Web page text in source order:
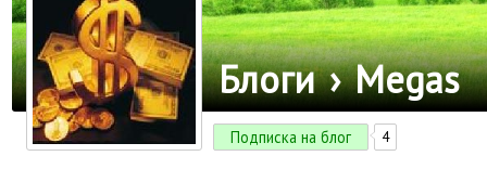
Блоги › Megas
Подписка на блог 4